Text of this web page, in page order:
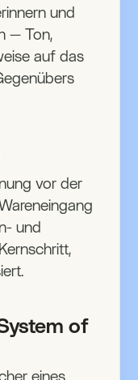
und
— Ton,
auf das
vor der
und
of
eines